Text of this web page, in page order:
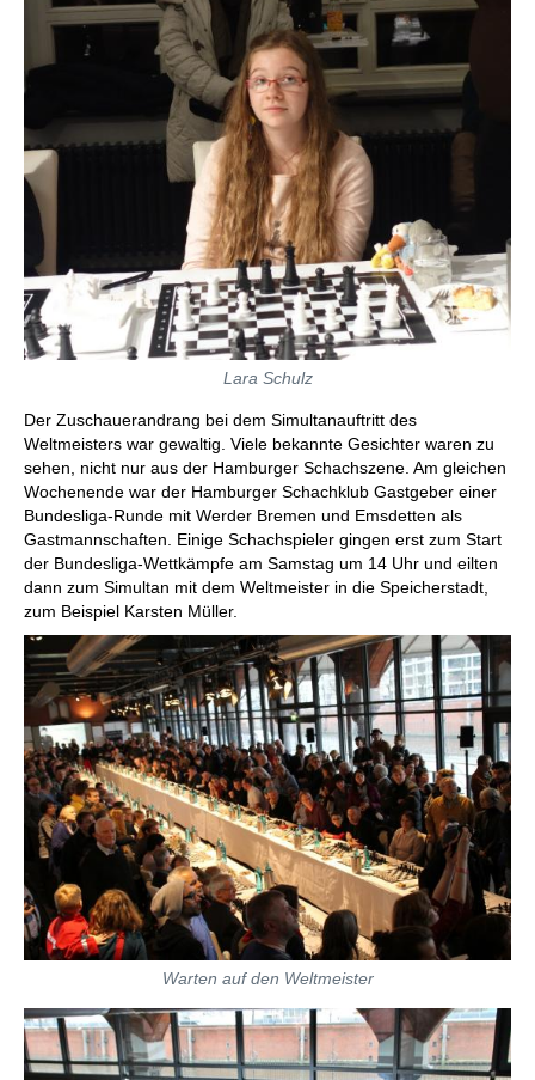
Lara Schulz
Der Zuschauerandrang bei dem Simultanauftritt des
Weltmeisters war gewaltig. Viele bekannte Gesichter waren zu
sehen, nicht nur aus der Hamburger Schachszene. Am gleichen
Wochenende war der Hamburger Schachklub Gastgeber einer
Bundesliga-Runde mit Werder Bremen und Emsdetten als
Gastmannschaften. Einige Schachspieler gingen erst zum Start
der Bundesliga-Wettkämpfe am Samstag um 14 Uhr und eilten
dann zum Simultan mit dem Weltmeister in die Speicherstadt,
zum Beispiel Karsten Müller.
Warten auf den Weltmeister